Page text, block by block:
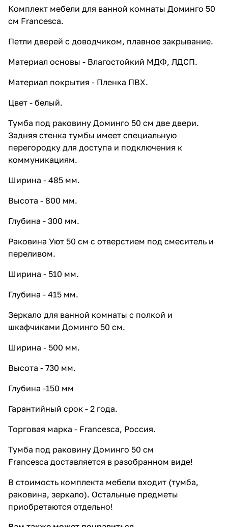
Шкаф навесной Francesca Доминго
30 L, белый
Шкаф навесной Francesca Доминго
7 362 ₽ x 1 шт8 180 ₽
Комплект мебели для ванной комнаты Доминго 50
см Francesca.
Петли дверей с доводчиком, плавное закрывание.
Материал основы - Влагостойкий МДФ, ЛДСП.
Материал покрытия - Пленка ПВХ.
Цвет - белый.
Тумба под раковину Доминго 50 см две двери.
Задняя стенка тумбы имеет специальную
перегородку для доступа и подключения к
коммуникациям.
Ширина - 485 мм.
Высота - 800 мм.
Глубина - 300 мм.
Раковина Уют 50 см с отверстием под смеситель и
переливом.
Ширина - 510 мм.
Глубина - 415 мм.
Зеркало для ванной комнаты с полкой и
шкафчиками Доминго 50 см.
Ширина - 500 мм.
Высота - 730 мм.
Глубина -150 мм
Гарантийный срок - 2 года.
Торговая марка - Francesca, Россия.
Тумба под раковину Доминго 50 см
Francesca доставляется в разобранном виде!
В стоимость комплекта мебели входит (тумба,
раковина, зеркало). Остальные предметы
приобретаются отдельно!